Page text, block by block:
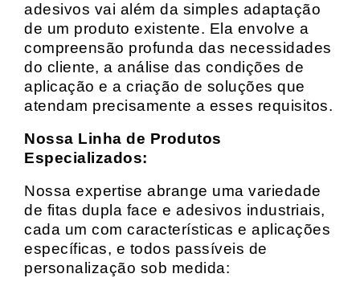
adesivos vai além da simples adaptação
de um produto existente. Ela envolve a
compreensão profunda das necessidades
do cliente, a análise das condições de
aplicação e a criação de soluções que
atendam precisamente a esses requisitos.
Nossa Linha de Produtos
Especializados:
Nossa expertise abrange uma variedade
de fitas dupla face e adesivos industriais,
cada um com características e aplicações
específicas, e todos passíveis de
personalização sob medida: